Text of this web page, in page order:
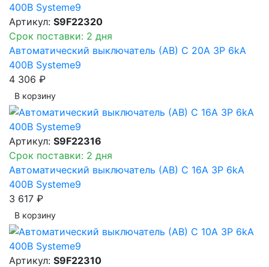
Артикул: S9F22320
Срок поставки: 2 дня
Автоматический выключатель (АВ) C 20A 3P 6kA
400В Systeme9
4 306 ₽
В корзинy
Артикул: S9F22316
Срок поставки: 2 дня
Автоматический выключатель (АВ) C 16A 3P 6kA
400В Systeme9
3 617 ₽
В корзинy
Артикул: S9F22310